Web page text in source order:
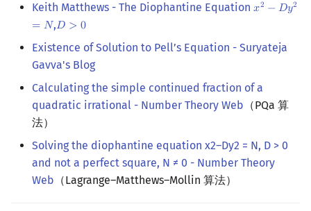
Keith Matthews - The Diophantine Equation 𝑥2 − 𝐷𝑦2
= 𝑁
x2 −D y2=N
,𝐷 > 0
D> 0
Existence of Solution to Pell’s Equation - Suryateja
Gavva's Blog
Calculating the simple continued fraction of a
quadratic irrational - Number Theory Web （PQa 算
法）
Solving the diophantine equation x2–Dy2 = N, D > 0
and not a perfect square, N ≠ 0 - Number Theory
Web （Lagrange–Matthews–Mollin 算法）